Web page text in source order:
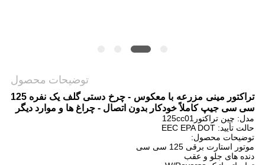
توضیحات محصول
تراکتور مینی مزرعه با معکوس - چرخ دستی گلف یک نفره 125
سی سی جیپ کاملاً خودکار بدون اتصال - چراغ ها و موارد دیگر
مدل: چین تراکتور125cc01
حالت تأیید: EEC EPA DOT
توضیحات محصول:
موتور استارت برقی 125 سی سی
دنده های جلو و عقب